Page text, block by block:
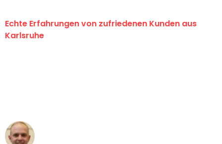
Echte Erfahrungen von zufriedenen Kunden aus
Karlsruhe